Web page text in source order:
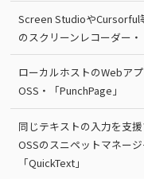
Screen StudioやCursorful
のスクリーンレコーダー・
ローカルホストのWebア
OSS・「PunchPage」
同じテキストの入力を支
OSSのスニペットマネー
「QuickText」